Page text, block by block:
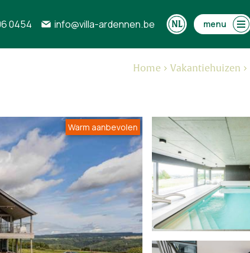
0454 info@villa-ardennen.be menu
Home Vakantiehuizen
Warm aanbevolen